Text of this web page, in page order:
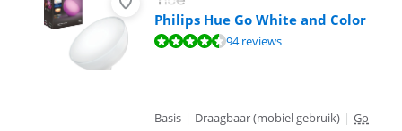
Philips Hue Go White and Color
Beoordeling is 9,3 van de 10, gebaseerd op 94 reviews.
94 reviews
Basis | Draagbaar (mobiel gebruik) | Go